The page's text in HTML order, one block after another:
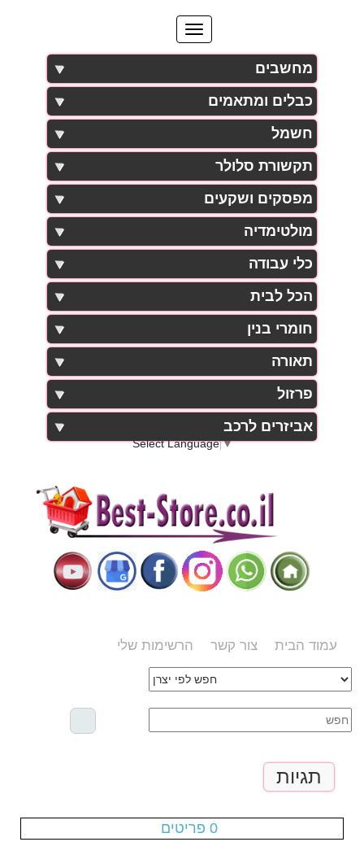
מחשבים
כבלים ומתאמים
חשמל
תקשורת סלולר
מפסקים ושקעים
מולטימדיה
כלי עבודה
הכל לבית
חומרי בנין
תאורה
פרזול
אביזרים לרכב
Select Language▼
הרשימות שלי עמוד הבית צור קשר
תגיות
0 פריטים